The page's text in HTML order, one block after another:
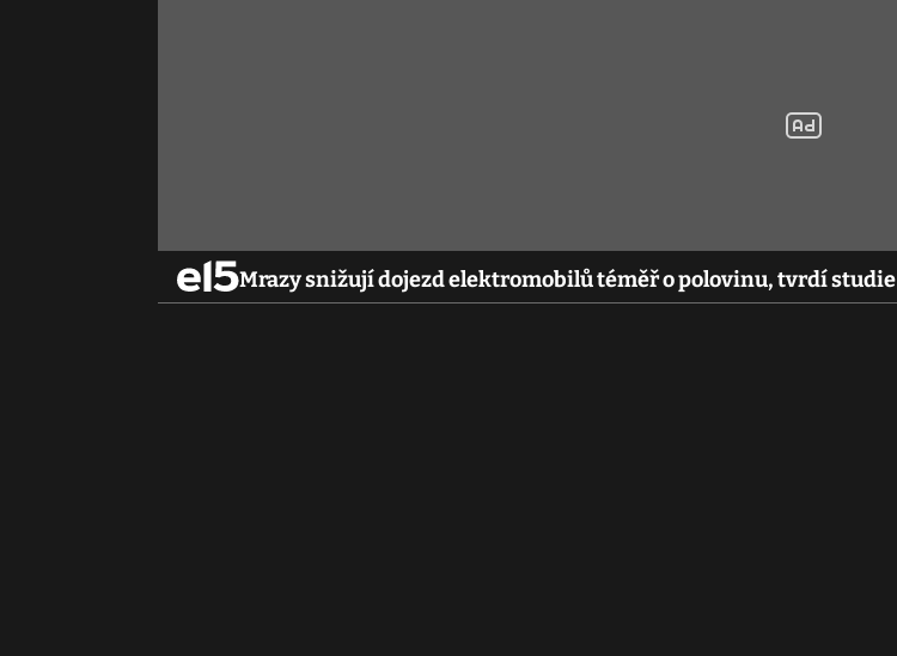
Mrazy snižují dojezd elektromobilů téměř o polovinu, tvrdí studie